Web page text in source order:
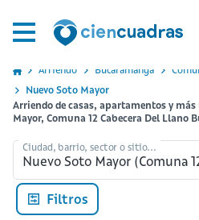
Arriendo Bucaramanga
Nuevo Soto Mayor
Arriendo de casas, apartamentos y
Mayor, Comuna 12 Cabecera Del Llano
Ciudad, barrio, sector o sitio...
Filtros